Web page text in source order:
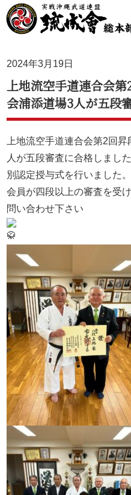
2024年3月19日
上地流空手道連合会
会浦添道場3人が五段
上地流空手道連合会第2回
人が五段審査に合格しまし
別認定授与式を行いました
会員が四段以上の審査を受
問い合わせ下さい